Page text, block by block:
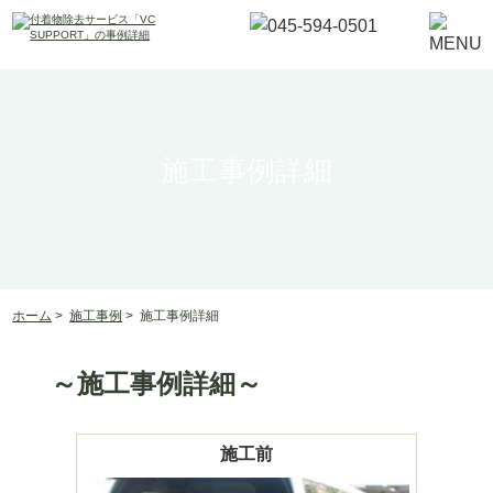
ホーム > 施工事例 > 施工事例詳細
～施工事例詳細～
施工前